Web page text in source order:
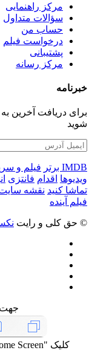
مرکز راهنمایی
سؤالات متداول
حساب من
درخواست فیلم
پشتیبانی
مرکز رسانه
خبرنامه
برای دریافت آخرین
شوید
IMDB برتر فیلم و
ویدیوها اقدام فانتزی
تماشا کنید نقشه
فیلم آینده
© حق کلی و رایت
جهت